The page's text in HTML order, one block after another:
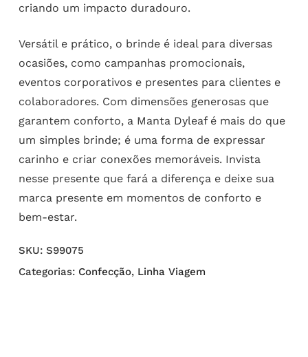
criando um impacto duradouro.
Versátil e prático, o brinde é ideal para diversas
ocasiões, como campanhas promocionais,
eventos corporativos e presentes para clientes e
colaboradores. Com dimensões generosas que
garantem conforto, a Manta Dyleaf é mais do que
um simples brinde; é uma forma de expressar
carinho e criar conexões memoráveis. Invista
nesse presente que fará a diferença e deixe sua
marca presente em momentos de conforto e
bem-estar.
SKU: S99075
Categorias: Confecção, Linha Viagem